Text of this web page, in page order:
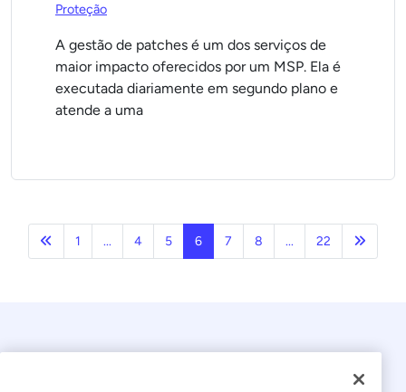
Proteção
A gestão de patches é um dos serviços de
maior impacto oferecidos por um MSP. Ela é
executada diariamente em segundo plano e
atende a uma
Anterior
1 ... 4 5 6 7 8 ... 22